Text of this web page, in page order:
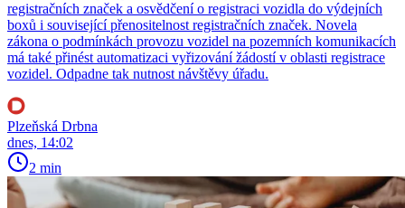
registračních značek a osvědčení o registraci vozidla do výdejních
boxů i související přenositelnost registračních značek. Novela
zákona o podmínkách provozu vozidel na pozemních komunikacích
má také přinést automatizaci vyřizování žádostí v oblasti registrace
vozidel. Odpadne tak nutnost návštěvy úřadu.
Plzeňská Drbna
dnes, 14:02
2 min